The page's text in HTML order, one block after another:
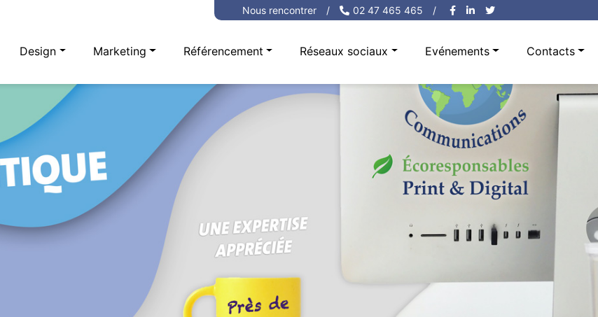
Nous rencontrer / 02 47 465 465 /
Design Marketing Référencement Réseaux sociaux Evénements Contacts